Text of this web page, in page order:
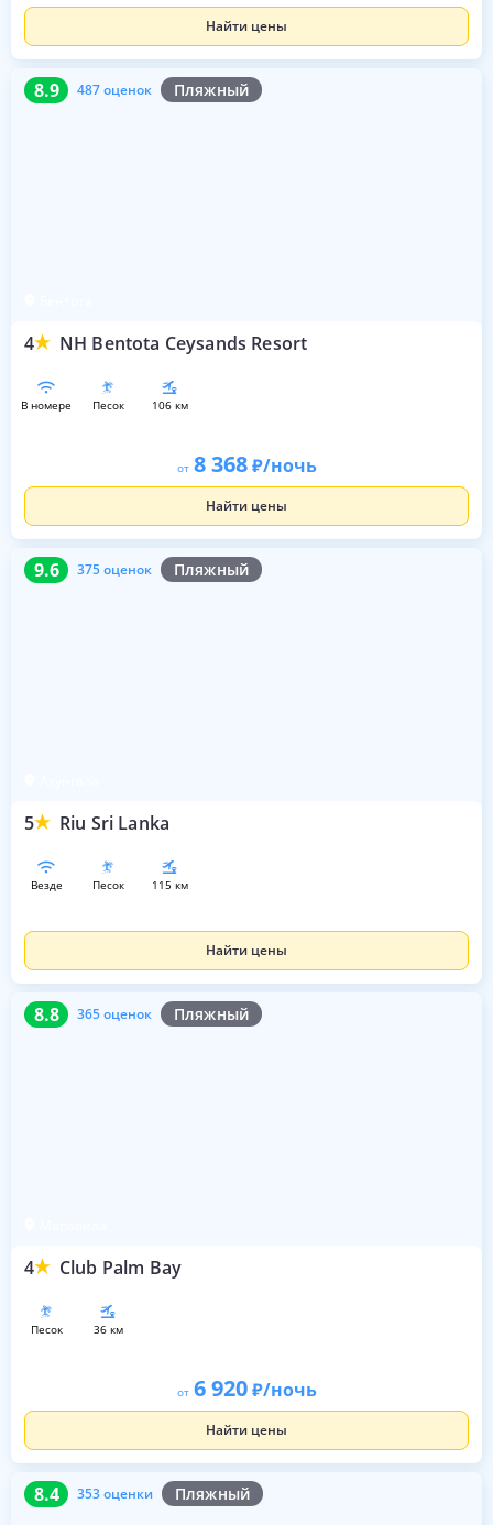
Найти цены
8.9 487 оценок Пляжный
4 NH Bentota Ceysands Resort
8.9 487 оценок
в номере песок 106 км
от 8 368 /ночь
Найти цены
9.6 375 оценок Пляжный
5 Riu Sri Lanka
9.6 375 оценок
везде песок 115 км
Найти цены
8.8 365 оценок Пляжный
4 Club Palm Bay
8.8 365 оценок
песок 36 км
от 6 920 /ночь
Найти цены
8.4 353 оценки Пляжный
8.4 353 оценки